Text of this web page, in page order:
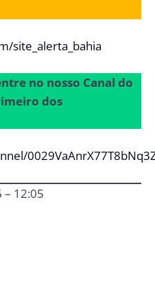
site_alerta_bahia
no nosso Canal do
dos
– 12:05